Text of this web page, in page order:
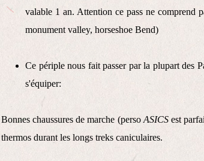
valable 1 an. Attention ce pass ne comprend
monument valley, horseshoe Bend)
Ce périple nous fait passer par la plupart des
s'équiper:
Bonnes chaussures de marche (perso ASICS est
thermos durant les longs treks caniculaires.